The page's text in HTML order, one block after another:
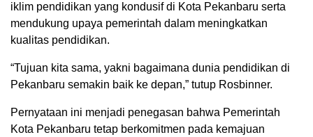
iklim pendidikan yang kondusif di Kota Pekanbaru serta
mendukung upaya pemerintah dalam meningkatkan
kualitas pendidikan.
“Tujuan kita sama, yakni bagaimana dunia pendidikan di
Pekanbaru semakin baik ke depan,” tutup Rosbinner.
Pernyataan ini menjadi penegasan bahwa Pemerintah
Kota Pekanbaru tetap berkomitmen pada kemajuan